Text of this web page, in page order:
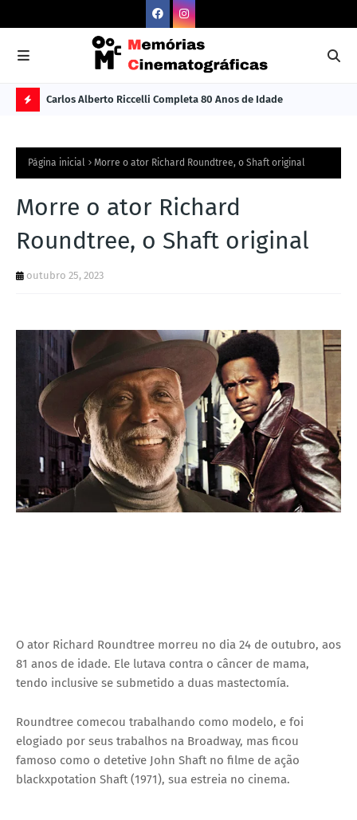
L
S
Carlos Alberto Riccelli Completa 80 Anos de Idade
Página inicial Morre o ator Richard Roundtree, o Shaft original
Morre o ator Richard
Roundtree, o Shaft original
outubro 25, 2023
O ator Richard Roundtree morreu no dia 24 de outubro, aos
81 anos de idade. Ele lutava contra o câncer de mama,
tendo inclusive se submetido a duas mastectomía.
Roundtree comecou trabalhando como modelo, e foi
elogiado por seus trabalhos na Broadway, mas ficou
famoso como o detetive John Shaft no filme de ação
blackxpotation Shaft (1971), sua estreia no cinema.